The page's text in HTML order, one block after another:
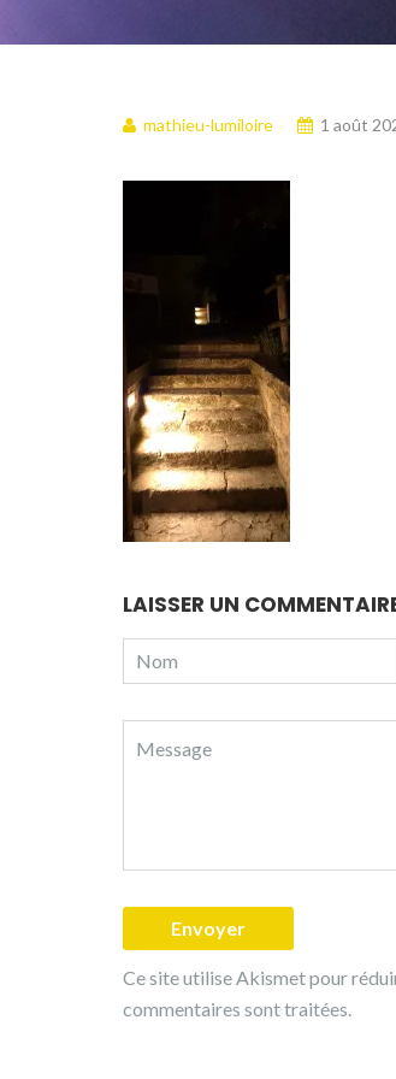
mathieu-lumiloire 1 août
LAISSER UN
Ce site utilise Akismet pour
commentaires sont traitées.